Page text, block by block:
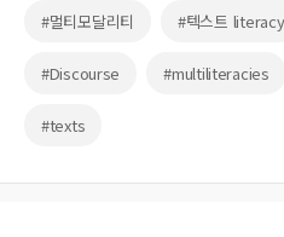
#멀티모달리티 #텍스트 literacy
#Discourse #multiliteracies
#texts